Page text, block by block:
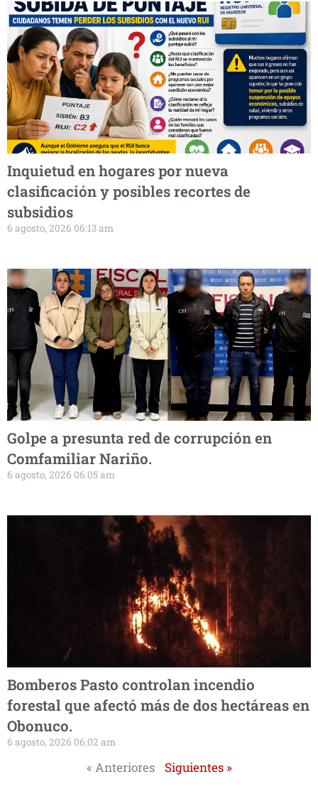
Inquietud en hogares por nueva
clasificación y posibles recortes de
subsidios
6 agosto, 2026 06:13 am
Golpe a presunta red de corrupción en
Comfamiliar Nariño.
6 agosto, 2026 06:05 am
Bomberos Pasto controlan incendio
forestal que afectó más de dos hectáreas en
Obonuco.
6 agosto, 2026 06:02 am
« Anteriores Siguientes »